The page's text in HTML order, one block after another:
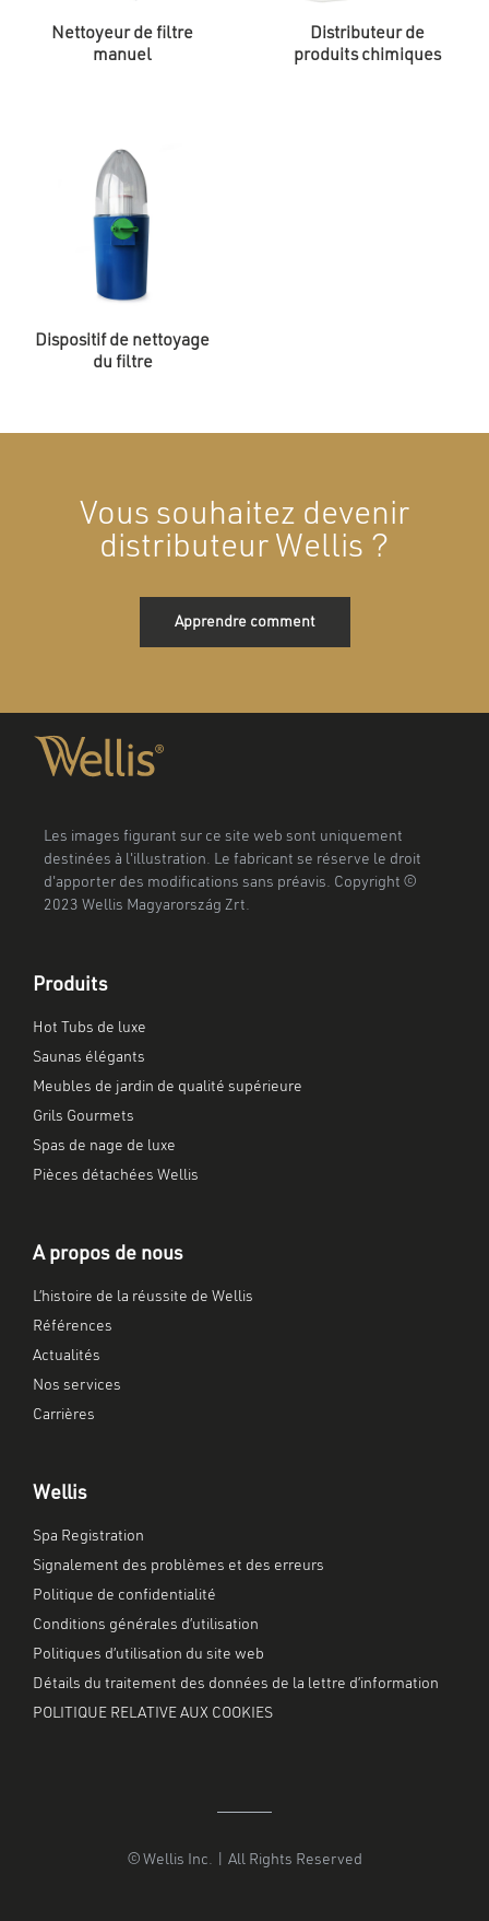
Nettoyeur de filtre
manuel
Distributeur de
produits chimiques
Dispositif de nettoyage
du filtre
Vous souhaitez devenir
distributeur Wellis ?
Apprendre comment
Les images figurant sur ce site web sont uniquement
destinées à l'illustration. Le fabricant se réserve le droit
d'apporter des modifications sans préavis. Copyright ©
2023 Wellis Magyarország Zrt.
Produits
Hot Tubs de luxe
Saunas élégants
Meubles de jardin de qualité supérieure
Grils Gourmets
Spas de nage de luxe
Pièces détachées Wellis
A propos de nous
L’histoire de la réussite de Wellis
Références
Actualités
Nos services
Carrières
Wellis
Spa Registration
Signalement des problèmes et des erreurs
Politique de confidentialité
Conditions générales d’utilisation
Politiques d’utilisation du site web
Détails du traitement des données de la lettre d’information
POLITIQUE RELATIVE AUX COOKIES
© Wellis Inc. | All Rights Reserved